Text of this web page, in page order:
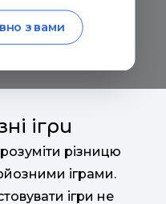
ігри
різницю
іграми.
ігри не
з вами